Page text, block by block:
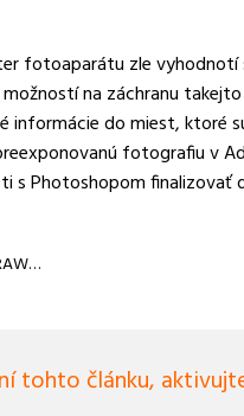
fotoaparátu zle
na záchranu
do miest, ktoré
fotografiu v
s Photoshopom finalizovať
tohto článku,